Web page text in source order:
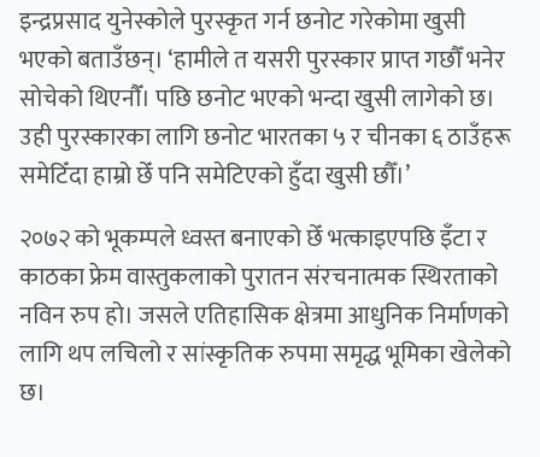
इन्द्रप्रसाद युनेस्कोले पुरस्कृत गर्न छनोट गरेकोमा खुसी
भएको बताउँछन्। ‘हामीले त यसरी पुरस्कार प्राप्त गछौँ भनेर
सोचेको थिएनाैँ। पछि छनोट भएको भन्दा खुसी लागेको छ।
उही पुरस्कारका लागि छनोट भारतका ५ र चीनका ६ ठाउँहरू
समेटिँदा हाम्रो छेँ पनि समेटिएको हुँदा खुसी छौँ।’
२०७२ को भूकम्पले ध्वस्त बनाएको छेँ भत्काइएपछि इँटा र
काठका फ्रेम वास्तुकलाको पुरातन संरचनात्मक स्थिरताको
नविन रुप हो। जसले एतिहासिक क्षेत्रमा आधुनिक निर्माणको
लागि थप लचिलो र सांस्कृतिक रुपमा समृद्ध भूमिका खेलेको
छ।